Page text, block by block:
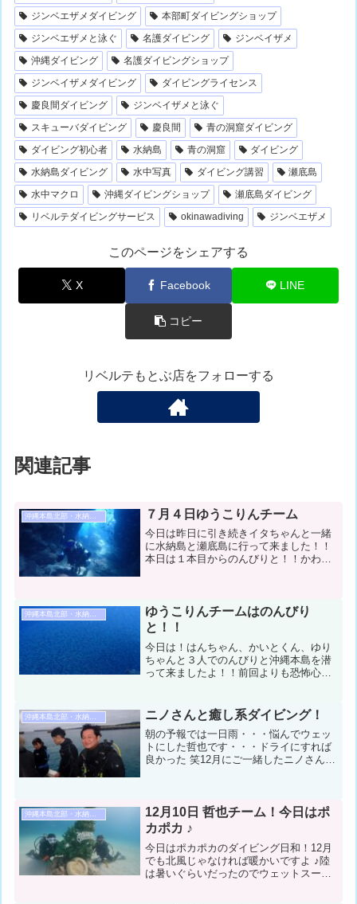
ジンベエザメダイビング
本部町ダイビングショップ
ジンベエザメと泳ぐ
名護ダイビング
ジンベイザメ
沖縄ダイビング
名護ダイビングショップ
ジンベイザメダイビング
ダイビングライセンス
慶良間ダイビング
ジンベイザメと泳ぐ
スキューバダイビング
慶良間
青の洞窟ダイビング
ダイビング初心者
水納島 青の洞窟
ダイビング
水納島ダイビング
水中写真 ダイビング講習
瀬底島
水中マクロ
沖縄ダイビングショップ
瀬底島ダイビング
リベルテダイビングサービス
okinawadiving ジンベエザメ
このページをシェアする
X Facebook LINE
コピー
リベルテもとぶ店をフォローする
関連記事
沖縄本島北部・水納島・瀬底島ダイビング ７月４日ゆうこりんチーム
今日は昨日に引き続きイタちゃんと一緒
に水納島と瀬底島に行って来ました！！
本日は１本目からのんびりと！！かわい
スーツ 担当スタッフ：藤...
沖縄本島北部・水納島・瀬底島ダイビング
ゆうこりんチームはのんびり
と！！
今日は！はんちゃん、かいとくん、ゆり
ちゃんと３人でのんびりと沖縄本島を潜
って来ましたよ！！前回よりも恐怖心が
してました！！はんちゃんは気ままに生
物を観察して楽しんでくれ...
沖縄本島北部・水納島・瀬底島ダイビング ニノさんと癒し系ダイビング！
朝の予報では一日雨・・・悩んでウェッ
トにした哲也です・・・ドライにすれば
良かった 笑12月にご一緒したニノさんが
タ気温：20℃ ス...
沖縄本島北部・水納島・瀬底島ダイビング
12月10日 哲也チーム！今日はポ
カポカ ♪
今日はポカポカのダイビング日和！12月
でも北風じゃなければ暖かいですよ ♪陸
は暑いぐらいだったのでウェットスーツ